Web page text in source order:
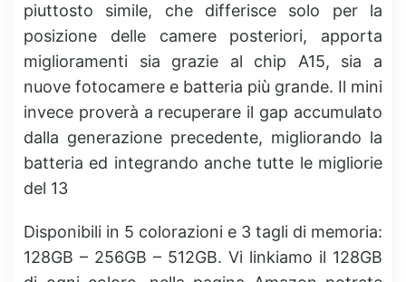
piuttosto simile, che differisce solo per la
posizione delle camere posteriori, apporta
miglioramenti sia grazie al chip A15, sia a
nuove fotocamere e batteria più grande. Il mini
invece proverà a recuperare il gap accumulato
dalla generazione precedente, migliorando la
batteria ed integrando anche tutte le migliorie
del 13
Disponibili in 5 colorazioni e 3 tagli di memoria:
128GB – 256GB – 512GB. Vi linkiamo il 128GB